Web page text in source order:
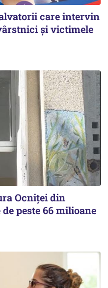
care intervin
și victimele
Ocniței din
peste 66 milioane